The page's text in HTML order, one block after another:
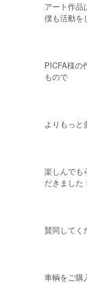
アート作品
僕も活動を
PICFA様の
もので
よりもっと
楽しんでも
だきました
賛同してく
車輌をご購